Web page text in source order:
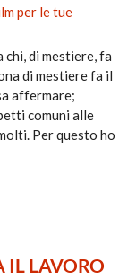
per le tue
chi, di mestiere, fa
di mestiere fa il
affermare;
comuni alle
Per questo ho
IL LAVORO